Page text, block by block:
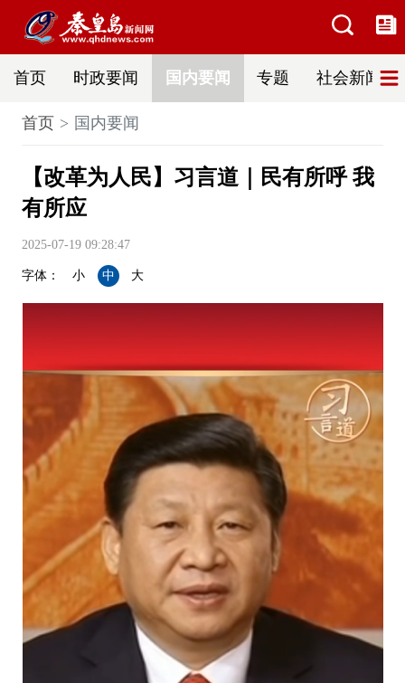
首页 时政要闻 国内要闻 专题 社会新闻
首页 国内要闻
【改革为人民】习言道｜民有所呼 我
有所应
2025-07-19 09:28:47
字体： 小 中 大